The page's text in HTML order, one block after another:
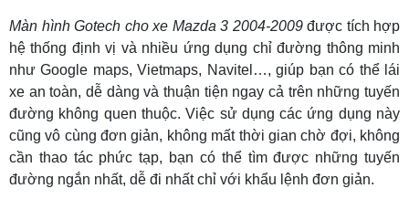
Màn hình Gotech cho xe Mazda 3 2004-2009được tích hợp
hệ thống định vị và nhiều ứng dụng chỉ đường thông minh
như Google maps, Vietmaps, Navitel…, giúp bạn có thể lái
xe an toàn, dễ dàng và thuận tiện ngay cả trên những tuyến
đường không quen thuộc. Việc sử dụng các ứng dụng này
cũng vô cùng đơn giản, không mất thời gian chờ đợi, không
cần thao tác phức tạp, bạn có thể tìm được những tuyến
đường ngắn nhất, dễ đi nhất chỉ với khẩu lệnh đơn giản.